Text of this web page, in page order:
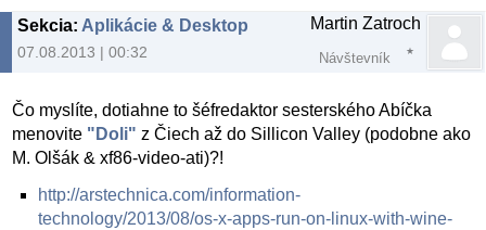
Sekcia: Aplikácie & Desktop
07.08.2013 | 00:32
Martin Zatroch
Návštevník
Čo myslíte, dotiahne to šéfredaktor sesterského Abíčka
menovite "Doli" z Čiech až do Sillicon Valley (podobne ako
M. Olšák & xf86-video-ati)?!
http://arstechnica.com/information-
technology/2013/08/os-x-apps-run-on-linux-with-wine-